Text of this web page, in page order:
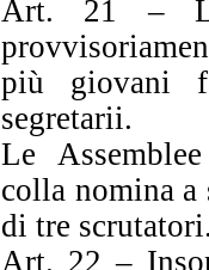
Art. 21 – Le
più giovani
segretarii.
Le
colla nomina
di tre scrutatori.
Art. 22 –